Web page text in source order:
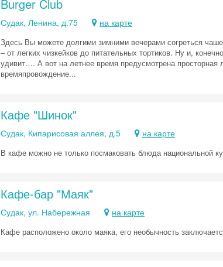
Burger Club
Судак, Ленина, д.75 на карте
Здесь Вы можете долгими зимними вечерами согреться
– от легких чизкейков до питательных тортиков. Ну и,
удивит…. А вот на летнее время предусмотрена
времяпровождение...
Кафе "Шинок"
Судак, Кипарисовая аллея, д.5 на карте
В кафе можно не только посмаковать блюда национальной
Кафе-бар "Маяк"
Судак, ул. Набережная на карте
Кафе расположено около маяка, его необычность
Получить